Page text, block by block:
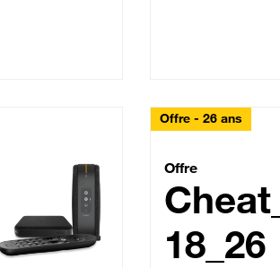
Offre - 26 ans
Offre
18_26